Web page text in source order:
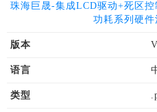
珠海巨晟-集成LCD驱动+死区
功耗系列硬
版本
语言
类型